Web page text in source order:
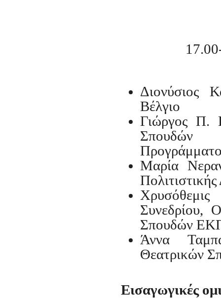
Διονύσιος
Βέλγιο
Γιώργος Π.
Σπουδών
Μαρία
Συνεδρίου,
Σπουδών
Άννα
Θεατρικών
Εισαγωγικές